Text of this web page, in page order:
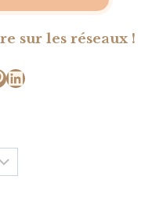
sur les réseaux !
LinkedIn